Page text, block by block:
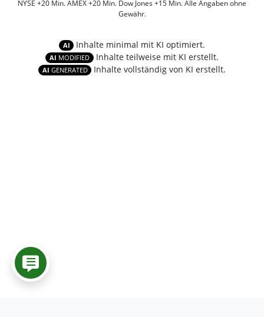
NYSE +20 Min. AMEX +20 Min. Dow Jones +15 Min. Alle Angaben ohne
Gewähr.
AI Inhalte minimal mit KI optimiert.
AI MODIFIED Inhalte teilweise mit KI erstellt.
AI GENERATED Inhalte vollständig von KI erstellt.